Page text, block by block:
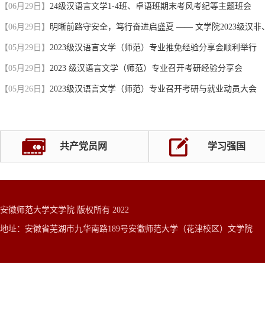
【06月29日】 24级汉语言文学1-4班、卓语班期末考风考纪等主题班会
【06月29日】 明晰前路守安全，笃行奋进启盛夏 —— 文学院2023级汉非
【05月29日】 2023级汉语言文学（师范）专业推免经验分享会顺利举行
【05月29日】 2023 级汉语言文学（师范）专业召开考研经验分享会
【05月26日】 2023级汉语言文学（师范）专业召开考研与就业动员大会
共产党员网 学习强国
安徽师范大学文学院 版权所有 2022
地址：安徽省芜湖市九华南路189号安徽师范大学（花津校区）文学院